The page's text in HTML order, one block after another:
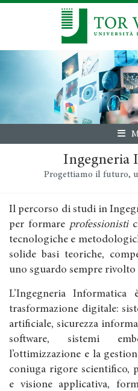
Ingegneria
Progettiamo il futuro,
Il percorso di studi in
per formare professionisti
tecnologiche e
solide basi teoriche,
uno sguardo sempre rivolto
L’Ingegneria
trasformazione digitale:
artificiale, sicurezza
software, sistemi
l’ottimizzazione e la
coniuga rigore scientifico,
e visione applicativa,